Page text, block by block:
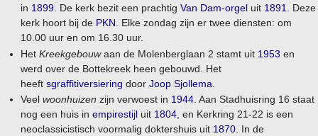
in 1899. De kerk bezit een prachtigVan Dam-orgel uit 1891. Deze
kerk hoort bij de PKN. Elke zondag zijn er twee diensten: om
10.00 uur en om 16.30 uur.
HetKreekgebouwaan de Molenberglaan 2 stamt uit 1953 en
werd over de Bottekreek heen gebouwd. Het
heeftsgraffitiversiering doorJoop Sjollema
Veelwoonhuizen zijn verwoest in 1944. Aan Stadhuisring 16 staat
nog een huis inempirestijl uit 1804, en Kerkring 21-22 is een
neoclassicistisch voormalig doktershuis uit 1870. In de